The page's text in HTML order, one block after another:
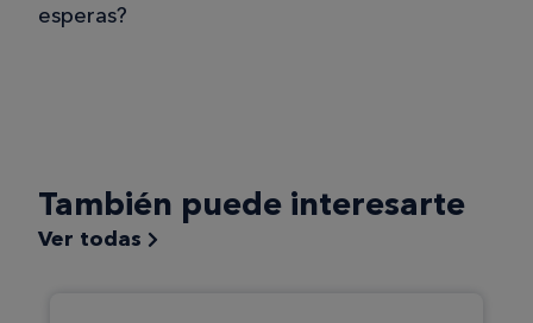
esperas?
También puede interesarte
Ver todas